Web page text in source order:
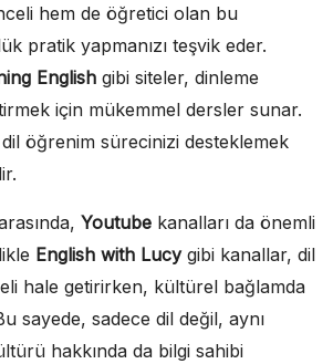
hem de öğretici olan bu
pratik yapmanızı teşvik eder.
English gibi siteler, dinleme
için mükemmel dersler sunar.
öğrenim sürecinizi desteklemek
Youtube kanalları da önemli
English with Lucygibi kanallar, dil
hale getirirken, kültürel bağlamda
sayede, sadece dil değil, aynı
hakkında da bilgi sahibi